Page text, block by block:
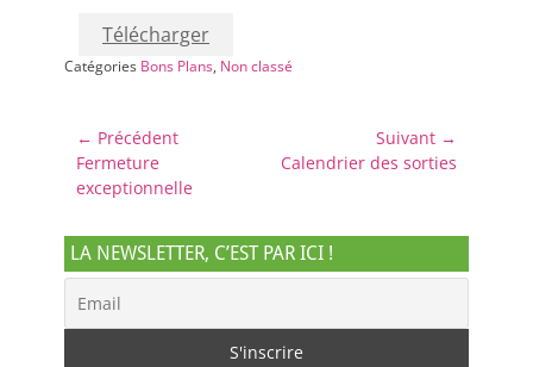
Télécharger
Catégories Bons Plans, Non classé
Navigation
de
l’article
← Précédent
Article
précédent :
Fermeture
exceptionnelle
Suivant →
Article
Calendrier des sorties
LA NEWSLETTER, C’EST PAR ICI !